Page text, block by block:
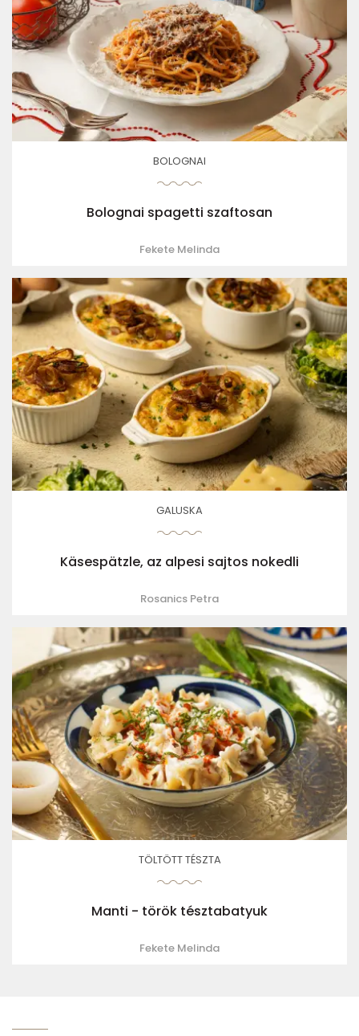
BOLOGNAI
Bolognai spagetti szaftosan
Fekete Melinda
GALUSKA
Käsespätzle, az alpesi sajtos nokedli
Rosanics Petra
TÖLTÖTT TÉSZTA
Manti - török tésztabatyuk
Fekete Melinda